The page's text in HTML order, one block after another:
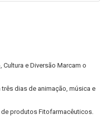
Cultura e Diversão Marcam o
dias de animação, música e
produtos Fitofarmacêuticos.